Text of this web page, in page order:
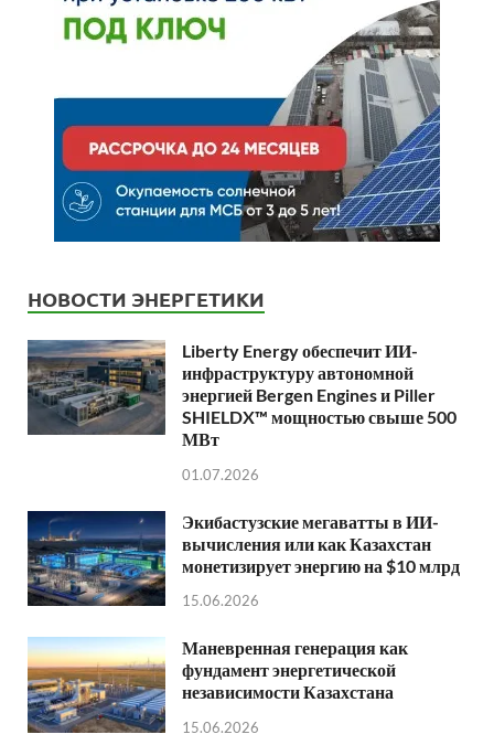
НОВОСТИ ЭНЕРГЕТИКИ
Liberty Energy обеспечит ИИ-
инфраструктуру автономной
энергией Bergen Engines и Piller
SHIELDX™ мощностью свыше 500
МВт
01.07.2026
Экибастузские мегаватты в ИИ-
вычисления или как Казахстан
монетизирует энергию на $10 млрд
15.06.2026
Маневренная генерация как
фундамент энергетической
независимости Казахстана
15.06.2026